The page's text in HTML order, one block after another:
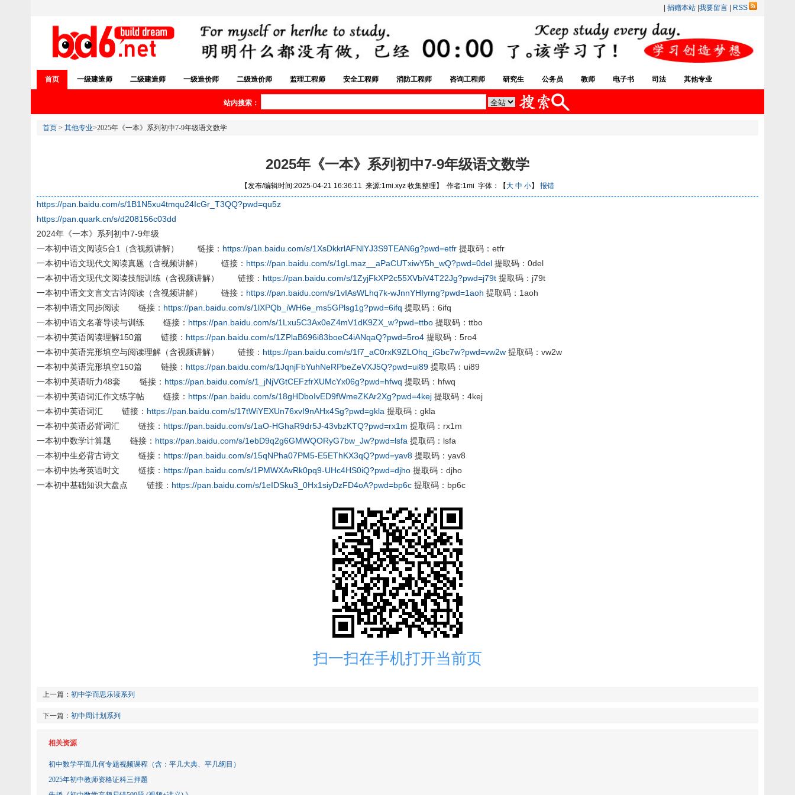
捐赠本站 我要留言 RSS
首页 一级建造师 二级建造师 一级造价师 二级造价师 监理工程师 安全工程师 消防工程师 咨询工程师 研究生 公务员 教师 电子书 司法 其他专业
站内搜索：
首页 > 其他专业>2025年《一本》系列初中7-9年级语文数学
2025年《一本》系列初中7-9年级语文数学
【发布/编辑时间:2025-04-21 16:36:11 来源:1mi.xyz 收集整理】 作者:1mi 字体：【大 中 小】 报错
https://pan.baidu.com/s/1B1N5xu4tmqu24IcGr_T3QQ?pwd=qu5z
https://pan.quark.cn/s/d208156c03dd
2024年《一本》系列初中7-9年级
一本初中语文阅读5合1（含视频讲解） 链接： https://pan.baidu.com/s/1XsDkkrlAFNlYJ3S9TEAN6g?pwd=etfr 提取码：etfr
一本初中语文现代文阅读真题（含视频讲解） 链接： https://pan.baidu.com/s/1gLmaz__aPaCUTxiwY5h_wQ?pwd=0del 提取码：0del
一本初中语文现代文阅读技能训练（含视频讲解） 链接： https://pan.baidu.com/s/1ZyjFkXP2c55XVbiV4T22Jg?pwd=j79t 提取码：j79t
一本初中语文文言文古诗阅读（含视频讲解） 链接： https://pan.baidu.com/s/1vIAsWLhq7k-wJnnYHIyrng?pwd=1aoh 提取码：1aoh
一本初中语文同步阅读 链接： https://pan.baidu.com/s/1lXPQb_iWH6e_ms5GPlsg1g?pwd=6ifq 提取码：6ifq
一本初中语文名著导读与训练 链接： https://pan.baidu.com/s/1Lxu5C3Ax0eZ4mV1dK9ZX_w?pwd=ttbo 提取码：ttbo
一本初中英语阅读理解150篇 链接： https://pan.baidu.com/s/1ZPlaB696i83boeC4iANqaQ?pwd=5ro4 提取码：5ro4
一本初中英语完形填空与阅读理解（含视频讲解） 链接： https://pan.baidu.com/s/1f7_aC0rxK9ZLOhq_iGbc7w?pwd=vw2w 提取码：vw2w
一本初中英语完形填空150篇 链接： https://pan.baidu.com/s/1JqnjFbYuhNeRPbeZeVXJ5Q?pwd=ui89 提取码：ui89
一本初中英语听力48套 链接： https://pan.baidu.com/s/1_jNjVGtCEFzfrXUMcYx06g?pwd=hfwq 提取码：hfwq
一本初中英语词汇作文练字帖 链接： https://pan.baidu.com/s/18gHDboIvED9fWmeZKAr2Xg?pwd=4kej 提取码：4kej
一本初中英语词汇 链接： https://pan.baidu.com/s/17tWiYEXUn76xvI9nAHx4Sg?pwd=gkla 提取码：gkla
一本初中英语必背词汇 链接： https://pan.baidu.com/s/1aO-HGhaR9dr5J-43vbzKTQ?pwd=rx1m 提取码：rx1m
一本初中数学计算题 链接： https://pan.baidu.com/s/1ebD9q2g6GMWQORyG7bw_Jw?pwd=lsfa 提取码：lsfa
一本初中生必背古诗文 链接： https://pan.baidu.com/s/15qNPha07PM5-E5EThKX3qQ?pwd=yav8 提取码：yav8
一本初中热考英语时文 链接： https://pan.baidu.com/s/1PMWXAvRk0pq9-UHc4HS0iQ?pwd=djho 提取码：djho
一本初中基础知识大盘点 链接： https://pan.baidu.com/s/1eIDSku3_0Hx1siyDzFD4oA?pwd=bp6c 提取码：bp6c
扫一扫在手机打开当前页
上一篇： 初中学而思乐读系列
下一篇： 初中周计划系列
相关资源
初中数学平面几何专题视频课程（含：平几大典、平几纲目）
2025年初中教师资格证科三押题